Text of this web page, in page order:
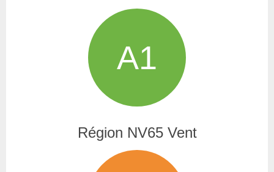
A1
Région NV65 Vent